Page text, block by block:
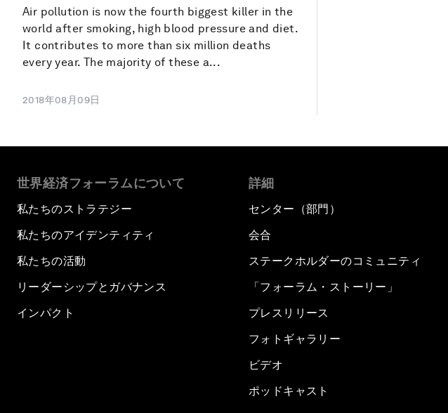
Air pollution is now the fourth biggest killer in the
world after smoking, high blood pressure and diet.
It contributes to more than six million deaths
every year. The majority of these a...
2018年08月09日
世界経済フォーラムについて
私たちのストラテジー
私たちのアイデンティティ
私たちの活動
リーダーシップとガバナンス
インパクト
詳細
センター（部門）
会合
ステークホルダーのコミュニティ
「フォーラム・ストーリー」
プレスリリース
フォトギャラリー
ビデオ
ポッドキャスト